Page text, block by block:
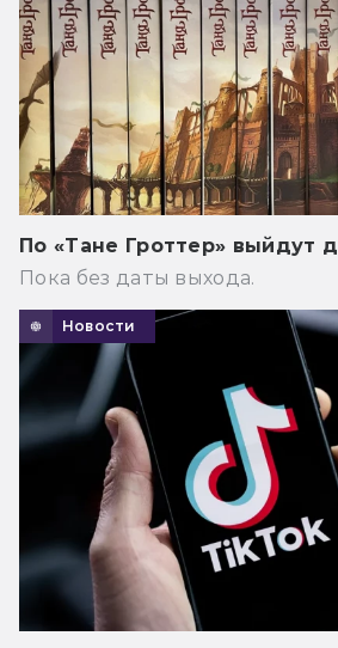
По «Тане Гроттер» выйдут
Пока без даты выхода.
Новости